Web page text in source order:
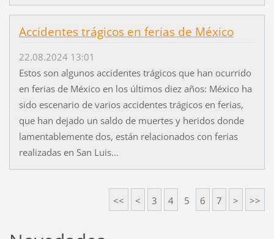
Accidentes trágicos en ferias de México
22.08.2024 13:01
Estos son algunos accidentes trágicos que han ocurrido
en ferias de México en los últimos diez años: México ha
sido escenario de varios accidentes trágicos en ferias,
que han dejado un saldo de muertes y heridos donde
lamentablemente dos, están relacionados con ferias
realizadas en San Luis...
<< < 3 4 5 6 7 > >>